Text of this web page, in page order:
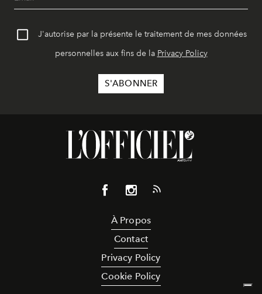
J'autorise par la présente le traitement de mes données
personnelles aux fins de la Privacy Policy
À Propos
Contact
Privacy Policy
Cookie Policy